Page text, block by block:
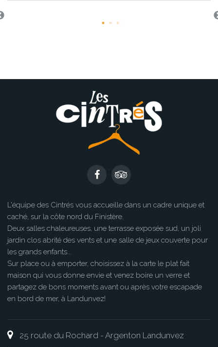
L'équipe des Cintrés vous accueille dans un cadre unique et
caché, sur la côte nord du Finistère.
Deux salles chaleureuses, une terrasse exposée sud, un joli
jardin clos abrité des vents et une salle de jeux couverte pour
les grands enfants...
Sur place ou à emporter, choisissez à la carte le plat fait
maison qui vous donne envie et venez boire un verre et
partagez de bons moments avant ou après votre escapade
en bord de mer, à Landunvez!
25 route du Rochard - Argenton Landunvez